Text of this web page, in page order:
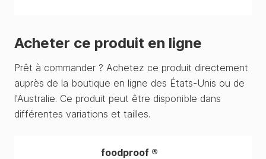
Acheter ce produit en ligne
Prêt à commander ? Achetez ce produit directement
auprès de la boutique en ligne des États-Unis ou de
l'Australie. Ce produit peut être disponible dans
différentes variations et tailles.
foodproof ®